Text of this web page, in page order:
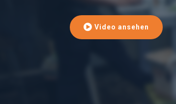
Video ansehen